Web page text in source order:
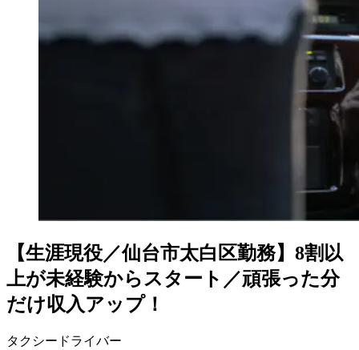
【生涯現役／仙台市太白区勤務】8割以
上が未経験からスタート／頑張った分
だけ収入アップ！
タクシードライバー